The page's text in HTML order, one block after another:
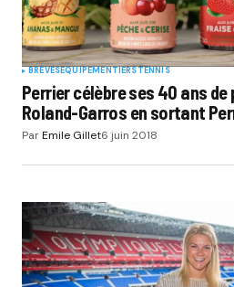
BRÈVESEQUIPEMENTIERSTENNIS
Perrier célèbre ses 40 ans
Roland-Garros en sortant
ParEmile Gillet6 juin 2018